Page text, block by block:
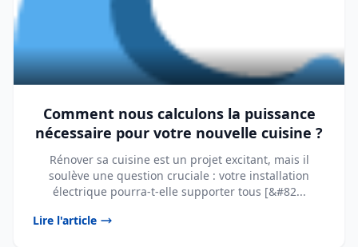
Comment nous calculons la puissance
nécessaire pour votre nouvelle cuisine ?
Rénover sa cuisine est un projet excitant, mais il
soulève une question cruciale : votre installation
électrique pourra-t-elle supporter tous [&#82...
Lire l'article